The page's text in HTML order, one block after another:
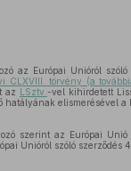
az Európai Unióról szóló
CLXVIII. törvény (a
az LSztv. -vel kihirdetett
hatályának elismerésével
szerint az Európai Unió
Unióról szóló